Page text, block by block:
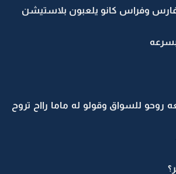
وفراس كانو يلعبون بلاستيشن
روحو للسواق وقولو له ماما رااح تروح